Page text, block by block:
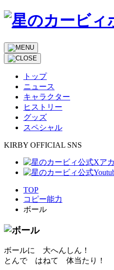
トップ
ニュース
キャラクター
ヒストリー
グッズ
スペシャル
KIRBY OFFICIAL SNS
TOP
コピー能力
ボール
ボールに 大へんしん！
とんで はねて 体当たり！